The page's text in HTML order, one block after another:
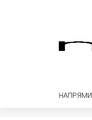
НАПРЯМИ